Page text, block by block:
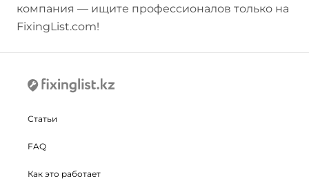
компания — ищите профессионалов только на
FixingList.com!
Статьи
FAQ
Как это работает